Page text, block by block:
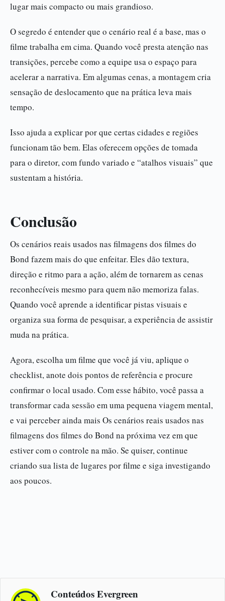
lugar mais compacto ou mais grandioso.
O segredo é entender que o cenário real é a base, mas o
filme trabalha em cima. Quando você presta atenção nas
transições, percebe como a equipe usa o espaço para
acelerar a narrativa. Em algumas cenas, a montagem cria
sensação de deslocamento que na prática leva mais
tempo.
Isso ajuda a explicar por que certas cidades e regiões
funcionam tão bem. Elas oferecem opções de tomada
para o diretor, com fundo variado e “atalhos visuais” que
sustentam a história.
Conclusão
Os cenários reais usados nas filmagens dos filmes do
Bond fazem mais do que enfeitar. Eles dão textura,
direção e ritmo para a ação, além de tornarem as cenas
reconhecíveis mesmo para quem não memoriza falas.
Quando você aprende a identificar pistas visuais e
organiza sua forma de pesquisar, a experiência de assistir
muda na prática.
Agora, escolha um filme que você já viu, aplique o
checklist, anote dois pontos de referência e procure
confirmar o local usado. Com esse hábito, você passa a
transformar cada sessão em uma pequena viagem mental,
e vai perceber ainda mais Os cenários reais usados nas
filmagens dos filmes do Bond na próxima vez em que
estiver com o controle na mão. Se quiser, continue
criando sua lista de lugares por filme e siga investigando
aos poucos.
Conteúdos Evergreen